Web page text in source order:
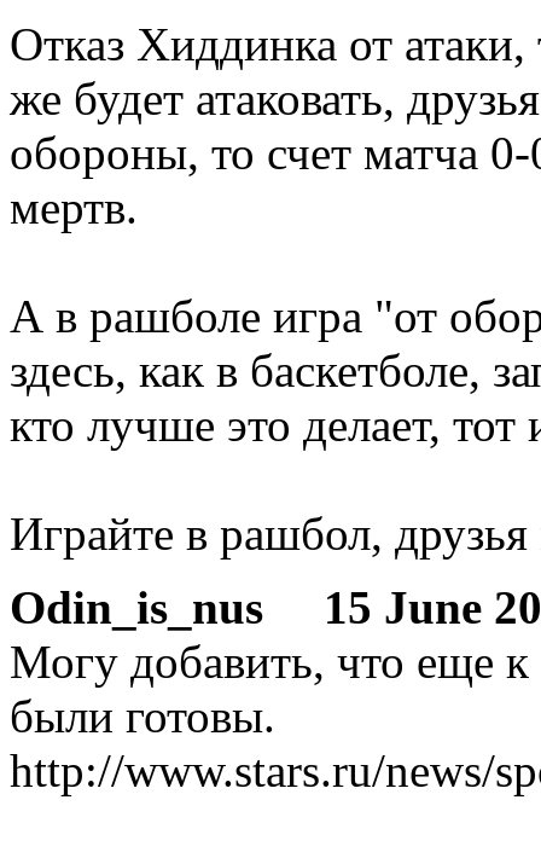
Отказ Хиддинка от
же будет атаковать,
обороны, то счет матча
мертв.
А в рашболе игра "от
здесь, как в баскетболе,
кто лучше это делает, тот
Играйте в рашбол,
Odin_is_nus
15 June
Могу добавить, что еще к
были готовы.
http://www.stars.ru/news/